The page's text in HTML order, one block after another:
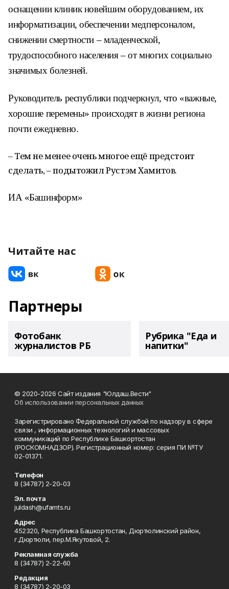
оснащении клиник новейшим оборудованием, их
информатизации, обеспечении медперсоналом,
снижении смертности – младенческой,
трудоспособного населения – от многих социально
значимых болезней.
Руководитель республики подчеркнул, что «важные,
хорошие перемены» происходят в жизни региона
почти ежедневно.
– Тем не менее очень многое ещё предстоит
сделать, – подытожил Рустэм Хамитов.
ИА «Башинформ»
Читайте нас
Партнеры
Фотобанк
журналистов РБ
Рубрика "Еда и
напитки"
© 2020-2026 Сайт издания "Юлдаш.Вести"
Об использовании персональных данных
Зарегистрировано Федеральной службой по надзору в сфере
связи , информационных технологий и массовых
коммуникаций по Республике Башкортостан
(РОСКОМНАДЗОР). Регистрационный номер: серия ПИ №ТУ
02-01371.
Телефон
8 (34787) 2-20-03
Эл. почта
juldash@ufamts.ru
Адрес
452320, Республика Башкортостан, Дюртюлинский район,
г.Дюртюли, пер.М.Якутовой, 2.
Рекламная служба
8 (34787) 2-22-60
Редакция
8 (34787) 2-20-03